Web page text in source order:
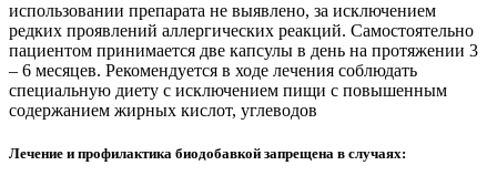
использовании препарата не выявлено, за исключением
редких проявлений аллергических реакций. Самостоятельно
пациентом принимается две капсулы в день на протяжении 3
– 6 месяцев. Рекомендуется в ходе лечения соблюдать
специальную диету с исключением пищи с повышенным
содержанием жирных кислот, углеводов
Лечение и профилактика биодобавкой запрещена в случаях: